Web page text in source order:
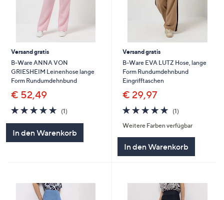
Versand gratis
B-Ware ANNA VON
GRIESHEIM Leinenhose lange
Form Rundumdehnbund
€ 52,49
5.0
von
5
(1)
In den Warenkorb
Versand gratis
B-Ware EVA LUTZ Hose, lange
Form Rundumdehnbund
Eingrifftaschen
€ 29,97
5.0
von
5
(1)1
Weitere Farben verfügbar
In den Warenkorb